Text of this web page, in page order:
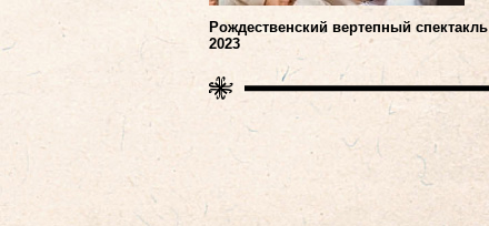
Рождественский вертепный спектакль
2023